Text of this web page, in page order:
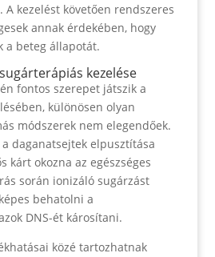
kezelést követően rendszeres
annak érdekében, hogy
a beteg állapotát.
kezelése
fontos szerepet játszik a
különösen olyan
módszerek nem elegendőek.
daganatsejtek elpusztítása
kárt okozna az egészséges
során ionizáló sugárzást
behatolni a
DNS-ét károsítani.
közé tartozhatnak